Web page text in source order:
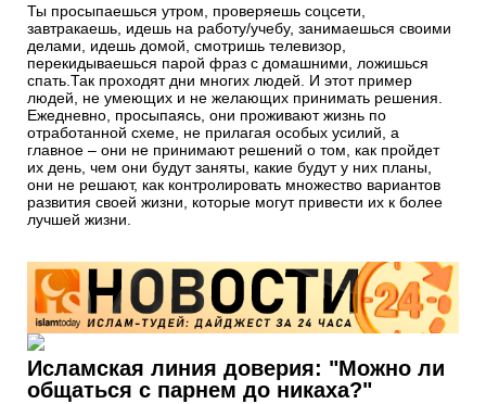
Ты просыпаешься утром, проверяешь соцсети,
завтракаешь, идешь на работу/учебу, занимаешься своими
делами, идешь домой, смотришь телевизор,
перекидываешься парой фраз с домашними, ложишься
спать.Так проходят дни многих людей. И этот пример
людей, не умеющих и не желающих принимать решения.
Ежедневно, просыпаясь, они проживают жизнь по
отработанной схеме, не прилагая особых усилий, а
главное – они не принимают решений о том, как пройдет
их день, чем они будут заняты, какие будут у них планы,
они не решают, как контролировать множество вариантов
развития своей жизни, которые могут привести их к более
лучшей жизни.
Исламская линия доверия: "Можно ли
общаться с парнем до никаха?"